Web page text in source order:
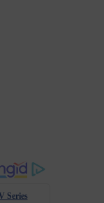
Series